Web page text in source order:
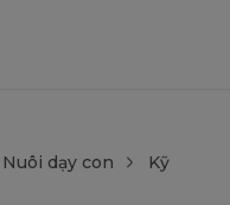
Nuôi dạy con
Kỹ